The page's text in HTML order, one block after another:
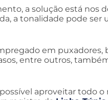
a solução está nos
a tonalidade pode ser
em puxadores,
entre outros,
aproveitar todo